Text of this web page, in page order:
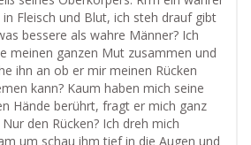
in Fleisch und Blut, ich steh drauf gibt
bessere als wahre Männer? Ich
meinen ganzen Mut zusammen und
ihn an ob er mir meinen Rücken
kann? Kaum haben mich seine
Hände berührt, fragt er mich ganz
den Rücken? Ich dreh mich
um schau ihm tief in die Augen und